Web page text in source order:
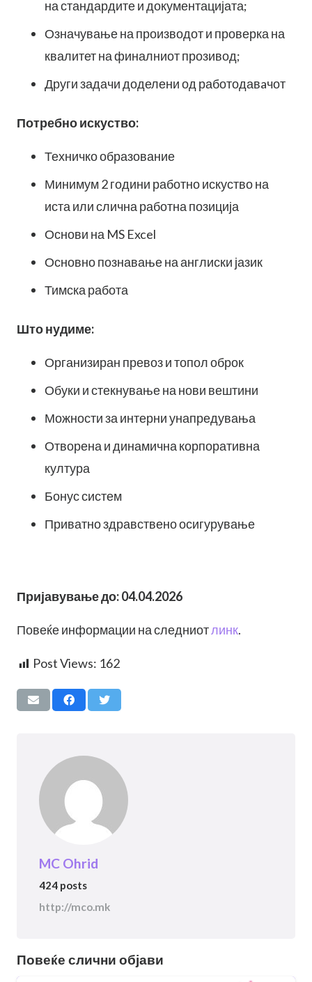
на стандардите и документацијата;
Означување на производот и проверка на
квалитет на финалниот прозивод;
Други задачи доделени од работодавaчот​​​​​
Потребно искуство:
Техничко образование
Минимум 2 години работно искуство на
иста или слична работна позиција
Основи на MS Excel
Основно познавање на англиски јазик
Тимска работа
Што нудиме:
Организиран превоз и топол оброк
Обуки и стекнување на нови вештини
Можности за интерни унапредувања
Отворена и динамична корпоративна
култура
Бонус систем
Приватно здравствено осигурување
Пријавување до: 04.04.2026
Повеќе информации на следниотлинк.
Post Views: 162
MC Ohrid
424 posts
http://mco.mk
Повеќе слични објави